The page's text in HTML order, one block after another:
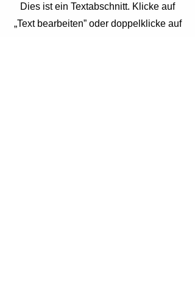
Dies ist ein Textabschnitt. Klicke auf
„Text bearbeiten” oder doppelklicke auf